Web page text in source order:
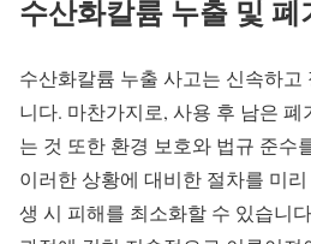
수산화칼륨 누출 및
수산화칼륨 누출 사고는 신속하고
니다. 마찬가지로, 사용 후 남은
는 것 또한 환경 보호와 법규 준수
이러한 상황에 대비한 절차를 미
생 시 피해를 최소화할 수 있습니